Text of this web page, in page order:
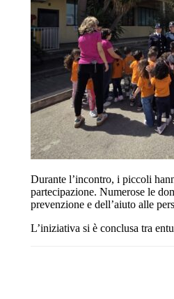
Durante l’incontro, i piccoli
partecipazione. Numerose le
prevenzione e dell’aiuto alle
L’iniziativa si è conclusa tra